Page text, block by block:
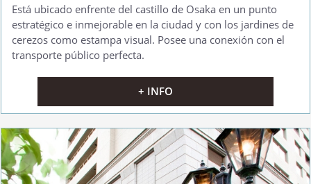
Está ubicado enfrente del castillo de Osaka en un punto
estratégico e inmejorable en la ciudad y con los jardines de
cerezos como estampa visual. Posee una conexión con el
transporte público perfecta.
+ INFO